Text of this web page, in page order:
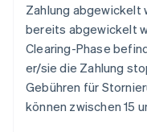
Zahlung abgewickelt
bereits abgewickelt
Clearing-Phase
er/sie die Zahlung
Gebühren für
können zwischen 15